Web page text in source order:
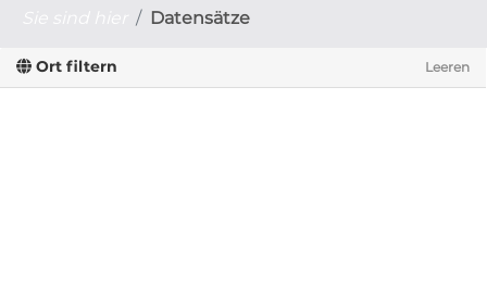
Datensätze
Ort filtern Leeren